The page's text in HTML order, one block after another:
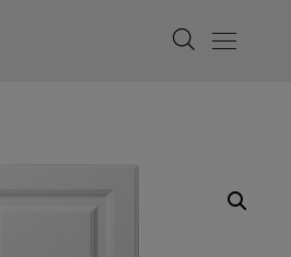
Search
Menu